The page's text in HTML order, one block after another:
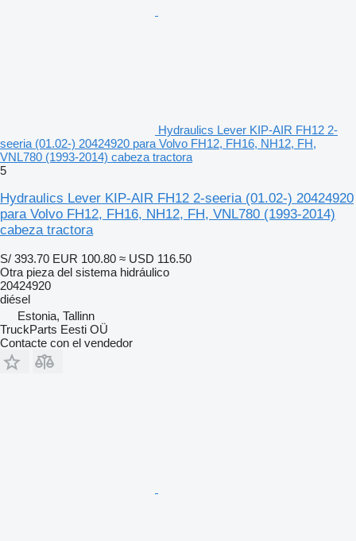
Hydraulics Lever KIP-AIR FH12 2-
seeria (01.02-) 20424920 para Volvo FH12, FH16, NH12, FH,
VNL780 (1993-2014) cabeza tractora
5
Hydraulics Lever KIP-AIR FH12 2-seeria (01.02-) 20424920
para Volvo FH12, FH16, NH12, FH, VNL780 (1993-2014)
cabeza tractora
S/ 393.70 EUR 100.80 ≈ USD 116.50
Otra pieza del sistema hidráulico
20424920
diésel
Estonia, Tallinn
TruckParts Eesti OÜ
Contacte con el vendedor